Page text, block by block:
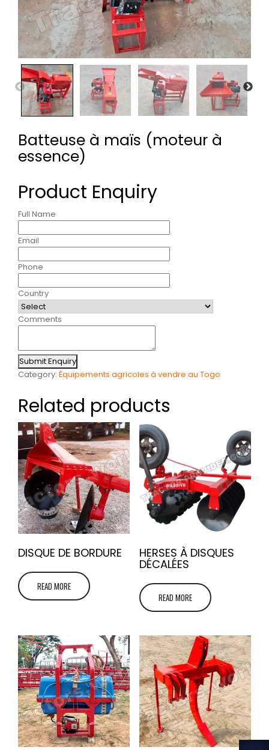
Batteuse à maïs (moteur à
essence)
Product Enquiry
Full Name
Email
Phone
Country
Comments
Submit Enquiry
Category: Équipements agricoles à vendre au Togo
Related products
DISQUE DE BORDURE
READ MORE
HERSES À DISQUES
DÉCALÉES
READ MORE